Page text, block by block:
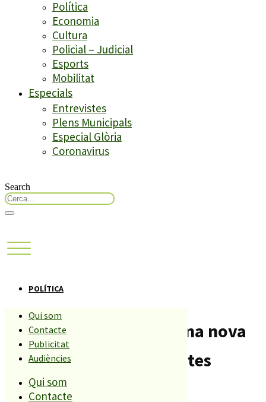
Política
Economia
Cultura
Policial – Judicial
Esports
Mobilitat
Especials
Entrevistes
Plens Municipals
Especial Glòria
Coronavirus
Search
Qui som
Contacte
Publicitat
Audiències
Qui som
Contacte
POLÍTICA
Ràdio Palafolls inicia una nova
temporada de l’Assumptes
Interns